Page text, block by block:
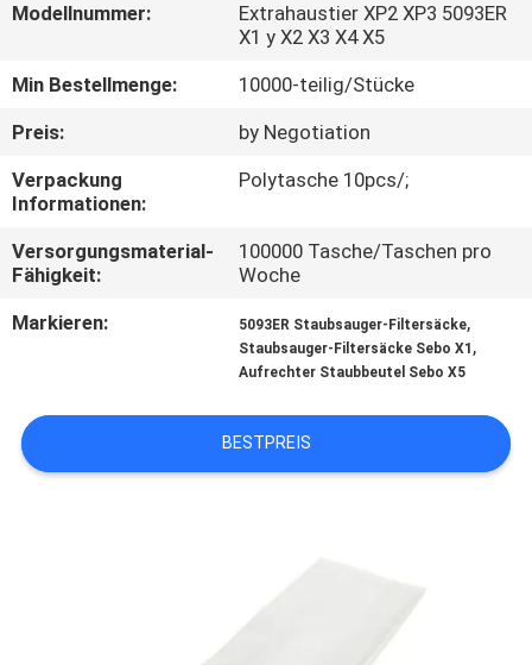
QUALITÄTSKONTROLLE
TRETEN
SIE
UNS
IN
FORDERN
SIE
Modellnummer:
Extrahaustier XP2 XP3 5093ER
X1 y X2 X3 X4 X5
Min Bestellmenge:
10000-teilig/Stücke
Preis:
by Negotiation
Verpackung
Informationen:
Polytasche 10pcs/;
Versorgungsmaterial-
Fähigkeit:
100000 Tasche/Taschen pro
Woche
Markieren:
5093ER Staubsauger-Filtersäcke,
Staubsauger-Filtersäcke Sebo X1 ,
Aufrechter Staubbeutel Sebo X5
BESTPREIS